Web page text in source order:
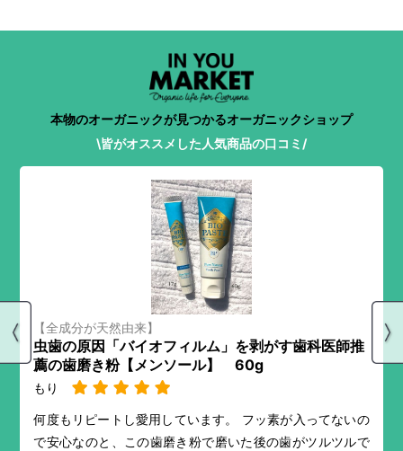
本物のオーガニックが見つかるオーガニックショップ
\皆がオススメした人気商品の口コミ/
【全成分が天然由来】
虫歯の原因「バイオフィルム」を剥がす歯科医師推
薦の歯磨き粉【メンソール】 60g
もり
何度もリピートし愛用しています。 フッ素が入ってないの
で安心なのと、この歯磨き粉で磨いた後の歯がツルツルで